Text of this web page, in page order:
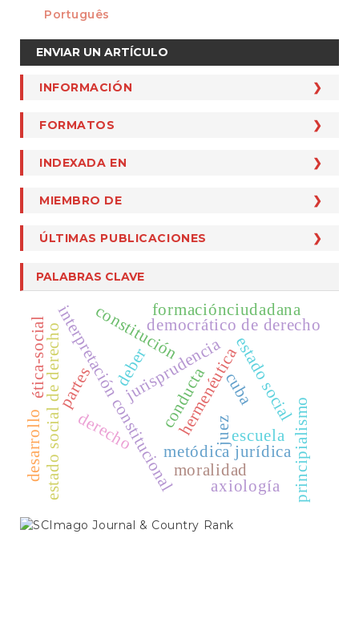
Português
Enviar
un
artículo
ENVIAR UN ARTÍCULO
INFORMACIÓN
INFORMACIÓN
Para Autores
Para Lectores
Para Bibliotecólogos
FORMATOS
FORMATOS
Cesión De Derechos De Autor
Ficha Pares Y Autores
Plantilla Artículos
INDEXADA EN
INDEXADA EN
Qualis Capes Categoría A1
Dialnet
DOAJ
Ebsco
MIAR
Latindex
Publindex
SciELO
Scopus
MIEMBRO DE
MIEMBRO DE
Crossref
ÚLTIMAS PUBLICACIONES
PALABRAS CLAVE
hermenéutica
interpretación constitucional
jurisprudencia
metódica jurídicaprincipialismo
estado social
democrático de derecho
constitución
estado social de derecho juez
partes deber
derecho conducta
moralidad
cuba
axiología
escuela
ética-social
formaciónciudadana
desarrollo
SCIMAGO